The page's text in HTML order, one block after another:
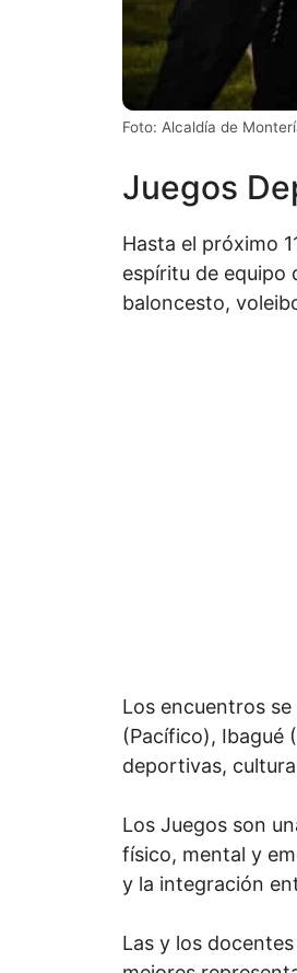
Foto: Alcaldía de
Juegos
Hasta el próximo
espíritu de equipo
baloncesto,
Los encuentros
(Pacífico), Ibagué
deportivas,
Los Juegos son
físico, mental y
y la integración
Las y los